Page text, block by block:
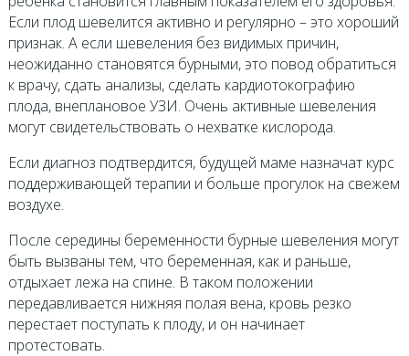
Если плод шевелится активно и регулярно – это хороший
признак. А если шевеления без видимых причин,
неожиданно становятся бурными, это повод обратиться
к врачу, сдать анализы, сделать кардиотокографию
плода, внеплановое УЗИ. Очень активные шевеления
могут свидетельствовать о нехватке кислорода.
Если диагноз подтвердится, будущей маме назначат курс
поддерживающей терапии и больше прогулок на свежем
воздухе.
После середины беременности бурные шевеления могут
быть вызваны тем, что беременная, как и раньше,
отдыхает лежа на спине. В таком положении
передавливается нижняя полая вена, кровь резко
перестает поступать к плоду, и он начинает
протестовать.